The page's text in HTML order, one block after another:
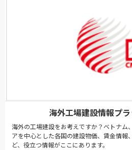
海外工場建設情報プ
海外の工場建設をお考えですか？ベトナム
アを中心とした各国の建設物価、賃金情報
ど、役立つ情報がここにあります。